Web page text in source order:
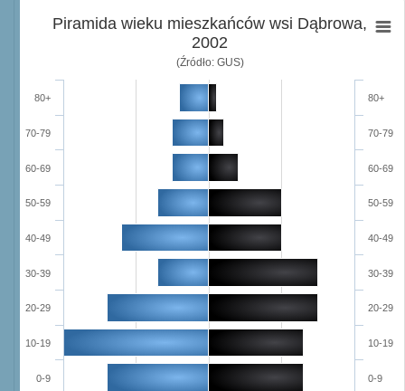
Piramida wieku mieszkańców wsi Dąbrowa,
2002
(Źródło: GUS)
0-9
10-19
20-29
30-39
40-49
50-59
60-69
70-79
80+
0-9
10-19
20-29
30-39
40-49
50-59
60-69
70-79
80+